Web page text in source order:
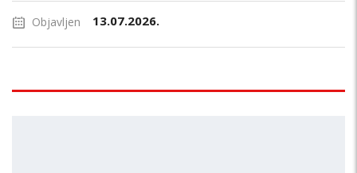
Objavljen 13.07.2026.